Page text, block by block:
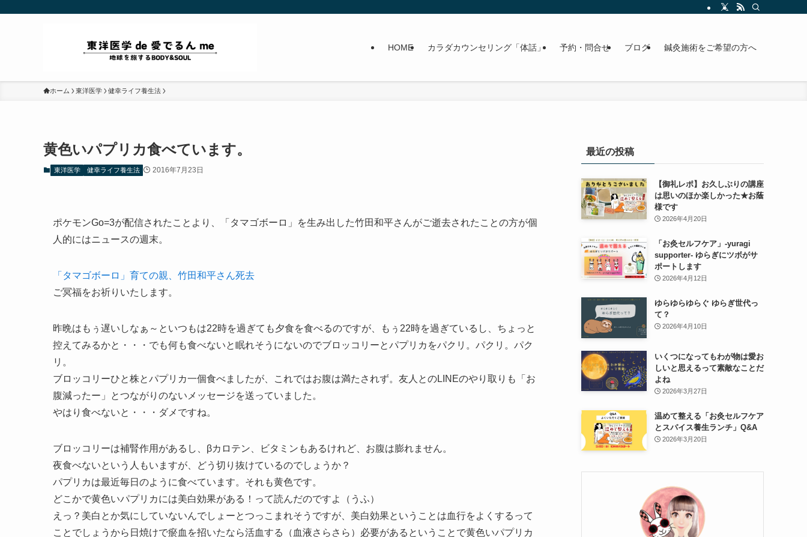
HOME カラダカウンセリング「体話」 予約・問合せ ブログ 鍼灸施術をご希望の方へ
ホーム 東洋医学 健幸ライフ養生法
黄色いパプリカ食べています。
東洋医学 健幸ライフ養生法 2016年7月23日
ポケモンGo=3が配信されたことより、「タマゴボーロ」を生み出した竹田和平さんがご逝去されたことの方が個
人的にはニュースの週末。
「タマゴボーロ」育ての親、竹田和平さん死去
ご冥福をお祈りいたします。
昨晩はもぅ遅いしなぁ～といつもは22時を過ぎても夕食を食べるのですが、もぅ22時を過ぎているし、ちょっと
控えてみるかと・・・でも何も食べないと眠れそうにないのでブロッコリーとパプリカをパクリ。パクリ。パク
リ。
ブロッコリーひと株とパプリカ一個食べましたが、これではお腹は満たされず。友人とのLINEのやり取りも「お
腹減ったー」とつながりのないメッセージを送っていました。
やはり食べないと・・・ダメですね。
ブロッコリーは補腎作用があるし、βカロテン、ビタミンもあるけれど、お腹は膨れません。
夜食べないという人もいますが、どう切り抜けているのでしょうか？
パプリカは最近毎日のように食べています。それも黄色です。
どこかで黄色いパプリカには美白効果がある！って読んだのですよ（うふ）
えっ？美白とか気にしていないんでしょーとつっこまれそうですが、美白効果ということは血行をよくするって
ことでしょうから日焼けで瘀血を招いたなら活血する（血液さらさら）必要があるということで黄色いパプリカ
最近の投稿
【御礼レポ】お久しぶりの講座
は思いのほか楽しかった★お蔭
様です
2026年4月20日
「お灸セルフケア」-yuragi
supporter- ゆらぎにツボがサ
ポートします
2026年4月12日
ゆらゆらゆらぐ ゆらぎ世代っ
て？
2026年4月10日
いくつになってもわが物は愛お
しいと思えるって素敵なことだ
よね
2026年3月27日
温めて整える「お灸セルフケア
とスパイス養生ランチ」Q&A
2026年3月20日